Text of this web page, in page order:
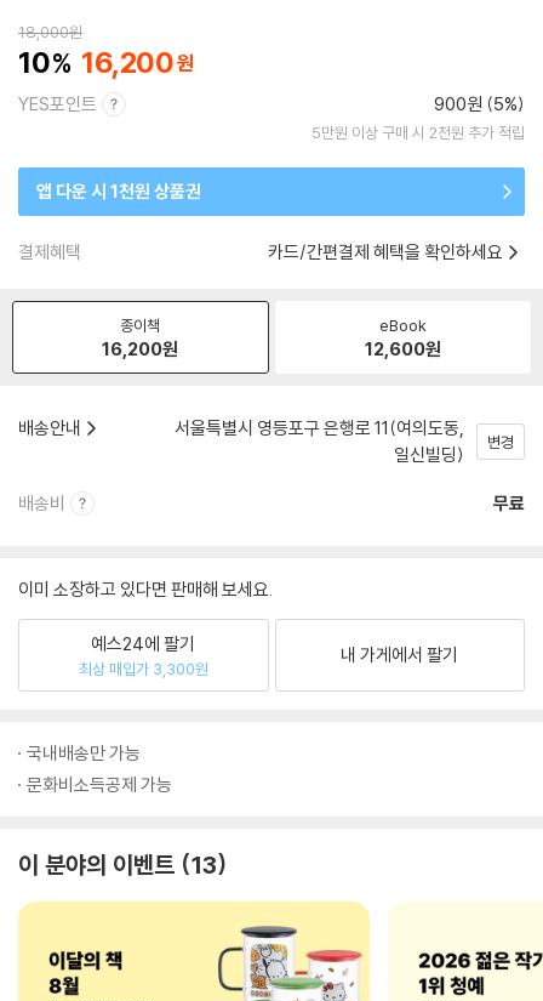
18,000원
10 16,200
YES포인트 900원 (5%)
5만원 이상 구매 시 2천원 추가 적립
앱 다운 시 1천원 상품권
결제혜택 카드/간편결제 혜택을 확인하세요
종이책
16,200원
eBook
12,600원
배송안내
서울특별시 영등포구 은행로 11(여의도동,
일신빌딩)
변경
배송비 무료
이미 소장하고 있다면 판매해 보세요.
예스24에 팔기
최상 매입가 3,300원
내 가게에서 팔기
국내배송만 가능
문화비소득공제 가능
이 분야의 이벤트 13